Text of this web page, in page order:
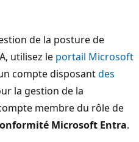
de la posture de
utilisez le portail Microsoft
compte disposantdes
la gestion de la
membre du rôle de
Microsoft Entra.